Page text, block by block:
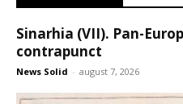
Sinarhia (VII). Pan-
contrapunct
News Solid - august 7, 2026